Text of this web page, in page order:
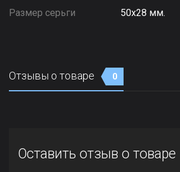
Размер серьги
50х28 мм.
Отзывы о товаре 0
Оставить отзыв о товаре